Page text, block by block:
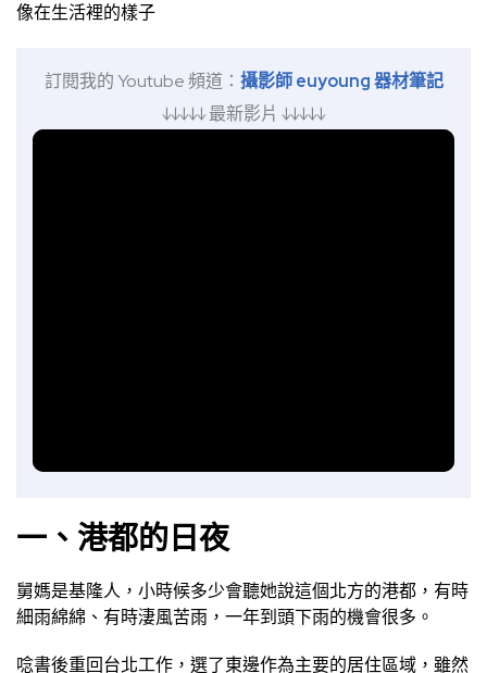
像在生活裡的樣子
訂閱我的 Youtube 頻道： 攝影師 euyoung 器材筆記
↓↓↓↓↓ 最新影片 ↓↓↓↓↓
一、港都的日夜
舅媽是基隆人，小時候多少會聽她說這個北方的港都，有時
細雨綿綿、有時淒風苦雨，一年到頭下雨的機會很多。
唸書後重回台北工作，選了東邊作為主要的居住區域，雖然